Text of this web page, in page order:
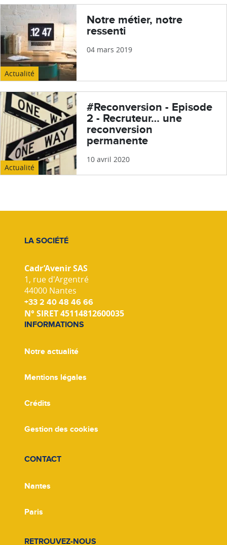
Notre métier, notre
ressenti
04 mars 2019
Actualité
#Reconversion - Episode
2 - Recruteur… une
reconversion
permanente
10 avril 2020
Actualité
LA SOCIÉTÉ
Cadr’Avenir SAS
1, rue d'Argentré
44000 Nantes
+33 2 40 48 46 66
N° SIRET 45114812600035
INFORMATIONS
Notre actualité
Mentions légales
Crédits
Gestion des cookies
CONTACT
Nantes
Paris
RETROUVEZ-NOUS